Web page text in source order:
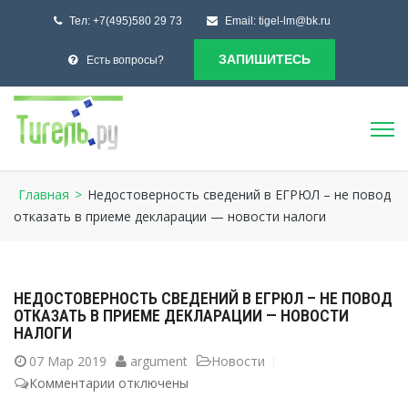
Тел: +7(495)580 29 73 Email: tigel-lm@bk.ru
Есть вопросы? ЗАПИШИТЕСЬ
Главная > Недостоверность сведений в ЕГРЮЛ – не повод
отказать в приеме декларации — новости налоги
НЕДОСТОВЕРНОСТЬ СВЕДЕНИЙ В ЕГРЮЛ – НЕ ПОВОД
ОТКАЗАТЬ В ПРИЕМЕ ДЕКЛАРАЦИИ — НОВОСТИ
НАЛОГИ
07 Мар 2019 argument
Новости
Комментарии котключены